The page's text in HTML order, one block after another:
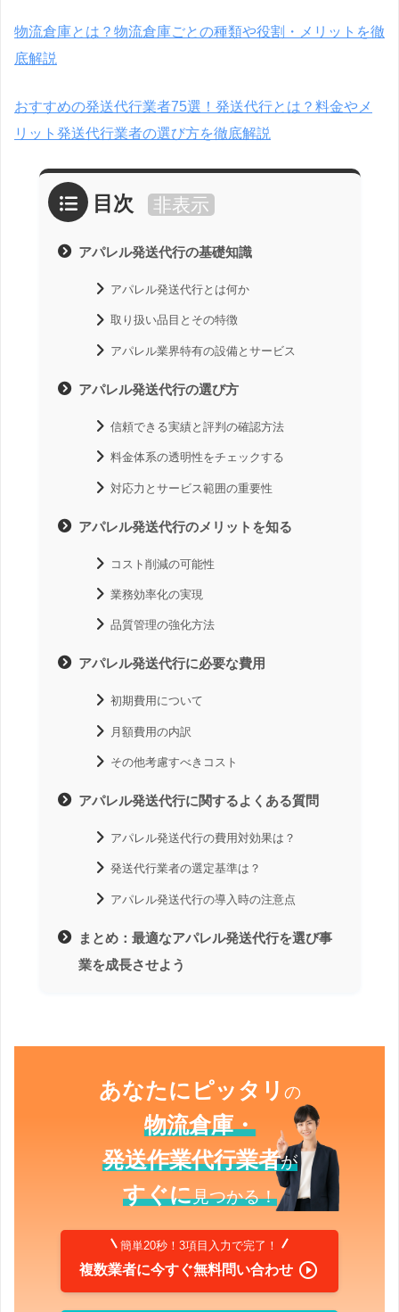
物流倉庫とは？物流倉庫ごとの種類や役割・メリットを徹
底解説
おすすめの発送代行業者75選！発送代行とは？料金やメ
リット発送代行業者の選び方を徹底解説
目次 非表示
アパレル発送代行の基礎知識
アパレル発送代行とは何か
取り扱い品目とその特徴
アパレル業界特有の設備とサービス
アパレル発送代行の選び方
信頼できる実績と評判の確認方法
料金体系の透明性をチェックする
対応力とサービス範囲の重要性
アパレル発送代行のメリットを知る
コスト削減の可能性
業務効率化の実現
品質管理の強化方法
アパレル発送代行に必要な費用
初期費用について
月額費用の内訳
その他考慮すべきコスト
アパレル発送代行に関するよくある質問
アパレル発送代行の費用対効果は？
発送代行業者の選定基準は？
アパレル発送代行の導入時の注意点
まとめ：最適なアパレル発送代行を選び事
業を成長させよう
あなたにピッタリ の
物流倉庫・
発送作業代行業者が
すぐに見つかる！
簡単20秒！3項目入力で完了！
複数業者に今すぐ無料問い合わせ 